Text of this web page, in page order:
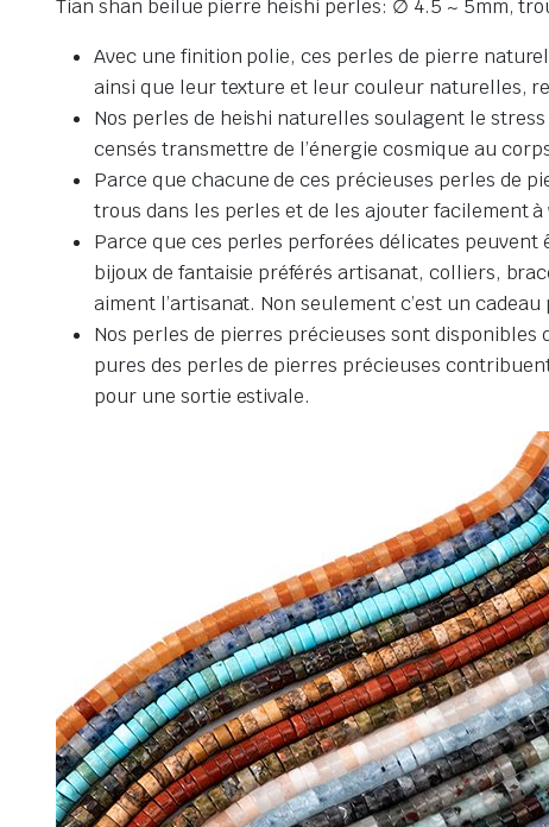
Tian shan beilue pierre heishi perles: ∅ 4.5 ~ 5mm,
Avec une finition polie, ces perles de pierre
ainsi que leur texture et leur couleur naturelles,
Nos perles de heishi naturelles soulagent le
censés transmettre de l’énergie cosmique au
Parce que chacune de ces précieuses perles de
trous dans les perles et de les ajouter facilement
Parce que ces perles perforées délicates peuvent
bijoux de fantaisie préférés artisanat, colliers,
aiment l’artisanat. Non seulement c’est un
Nos perles de pierres précieuses sont
pures des perles de pierres précieuses
pour une sortie estivale.